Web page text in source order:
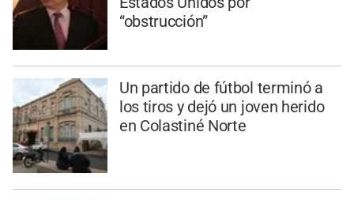
“obstrucción”
Un partido de fútbol terminó a
los tiros y dejó un joven herido
en Colastiné Norte